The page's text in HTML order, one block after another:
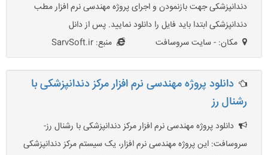
دندانپزشکی جهت بازنمودن و اجرای پروژه مهندسی نرم افزار مطب
دندانپزشکی ابتدا باید فایل را دانلود نمایید. پس از دانل
مکان: - سایت سروسافت
منبع: SarvSoft.ir
دانلود پروژه مهندسی نرم افزار مرکز دندانپزشکی با
رشنال رز
دانلود پروژه مهندسی نرم افزار مرکز دندانپزشکی با رشنال رز-
سروسافت: این پروژه مهندسی نرم افزار، یک سیستم مرکز دندانپزشکی